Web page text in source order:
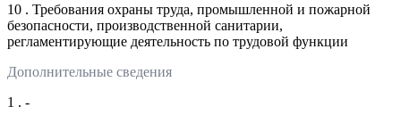
10 . Требования охраны труда, промышленной и пожарной
безопасности, производственной санитарии,
регламентирующие деятельность по трудовой функции
Дополнительные сведения
1 . -